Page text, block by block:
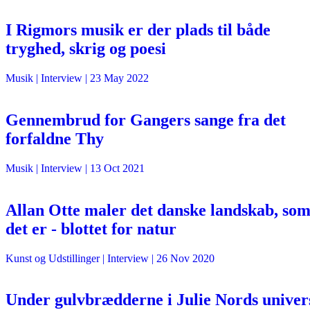
I Rigmors musik er der plads til både
tryghed, skrig og poesi
Musik | Interview | 23 May 2022
Gennembrud for Gangers sange fra det
forfaldne Thy
Musik | Interview | 13 Oct 2021
Allan Otte maler det danske landskab, som
det er - blottet for natur
Kunst og Udstillinger| Interview | 26 Nov 2020
Under gulvbrædderne i Julie Nords